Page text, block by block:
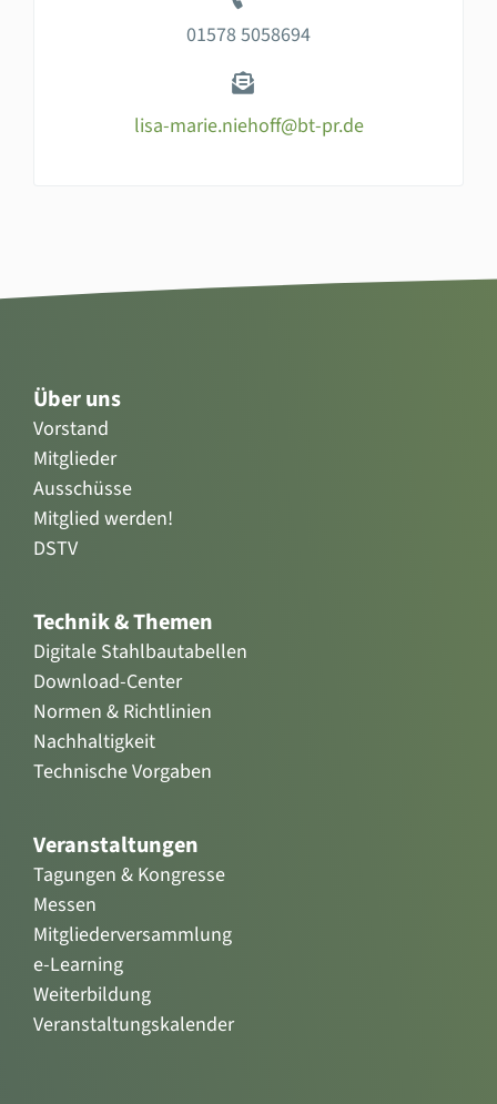
01578 5058694
lisa-marie.niehoff@bt-pr.de
Über uns
Vorstand
Mitglieder
Ausschüsse
Mitglied werden!
DSTV
Technik & Themen
Digitale Stahlbautabellen
Download-Center
Normen & Richtlinien
Nachhaltigkeit
Technische Vorgaben
Veranstaltungen
Tagungen & Kongresse
Messen
Mitgliederversammlung
e-Learning
Weiterbildung
Veranstaltungskalender